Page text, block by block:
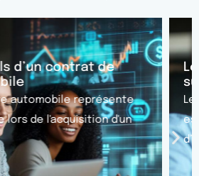
bilan comptable : focus
long terme
représente un document
la situation financière